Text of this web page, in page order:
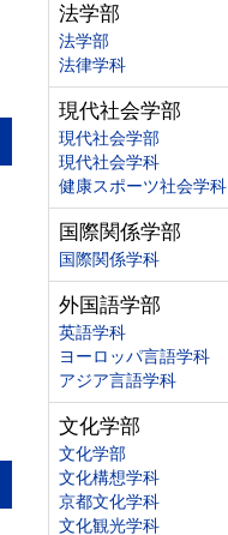
法学部
法学部
法律学科
現代社会学部
現代社会学部
現代社会学科
健康スポーツ社会学科
国際関係学部
国際関係学科
外国語学部
英語学科
ヨーロッパ言語学科
アジア言語学科
文化学部
文化学部
文化構想学科
京都文化学科
文化観光学科